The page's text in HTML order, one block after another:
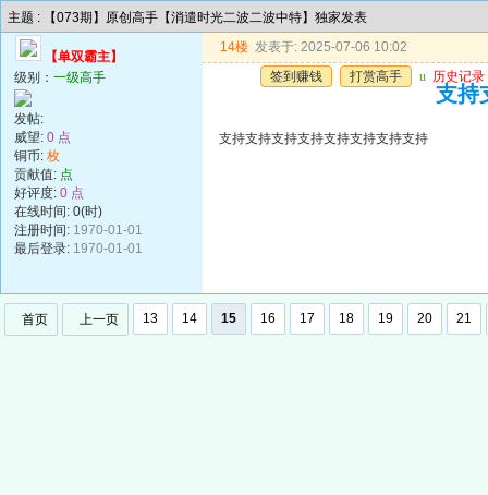
主题 : 【073期】原创高手【消遣时光二波二波中特】独家发表
【单双霸主】
级别： 一级高手
发帖:
威望: 0 点
铜币: 枚
贡献值: 点
好评度: 0 点
在线时间: 0(时)
注册时间: 1970-01-01
最后登录: 1970-01-01
14楼 发表于: 2025-07-06 10:02
签到赚钱
打赏高手 u 历史记录
支持
支持支持支持支持支持支持支持支持
首页 上一页 13 14 15 16 17 18 19 20 21